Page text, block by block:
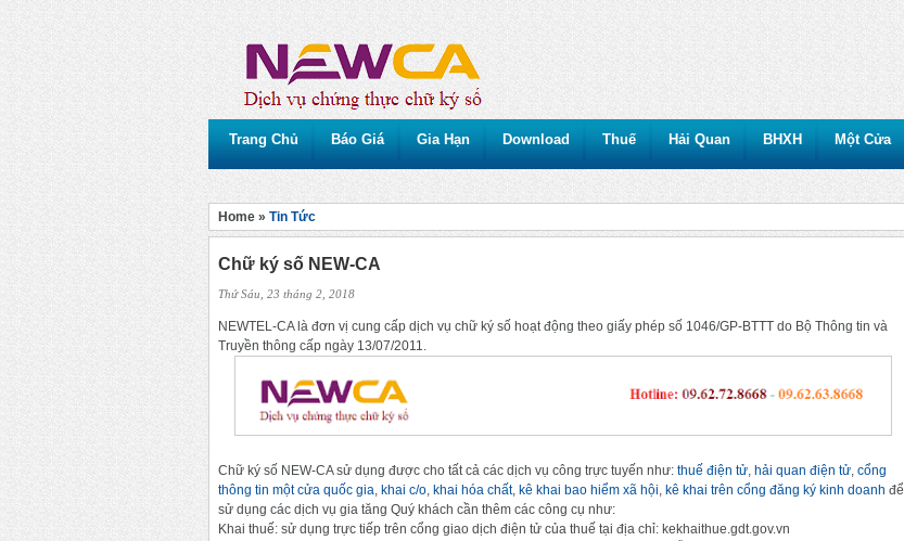
Trang Chủ Báo Giá Gia Hạn Download Thuế Hải Quan BHXH Một Cửa
Home » Tin Tức
Chữ ký số NEW-CA
Thứ Sáu, 23 tháng 2, 2018
NEWTEL-CA là đơn vị cung cấp dịch vụ chữ ký số hoạt động theo giấy phép số 1046/GP-BTTT do Bộ Thông tin và
Truyền thông cấp ngày 13/07/2011.
Chữ ký số NEW-CA sử dụng được cho tất cả các dịch vụ công trực tuyến như: thuế điện tử, hải quan điện tử, cổng
thông tin một cửa quốc gia, khai c/o, khai hóa chất, kê khai bao hiểm xã hội, kê khai trên cổng đăng ký kinh doanh để
sử dụng các dịch vụ gia tăng Quý khách cần thêm các công cụ như:
Khai thuế: sử dụng trực tiếp trên cổng giao dịch điện tử của thuế tại địa chỉ: kekhaithue.gdt.gov.vn